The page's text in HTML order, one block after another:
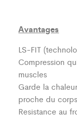
Avantages
LS-FIT
Compression
muscles
Garde la
proche du
Resistance au